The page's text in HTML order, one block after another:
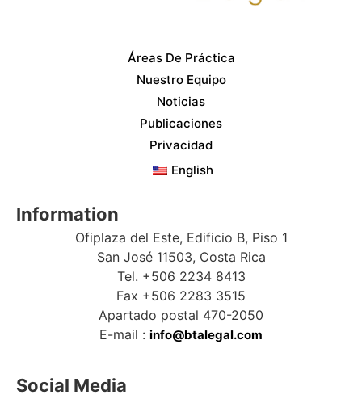
Áreas De Práctica
Nuestro Equipo
Noticias
Publicaciones
Privacidad
English
Information
Ofiplaza del Este, Edificio B, Piso 1
San José 11503, Costa Rica
Tel. +506 2234 8413
Fax +506 2283 3515
Apartado postal 470-2050
E-mail : info@btalegal.com
Social Media